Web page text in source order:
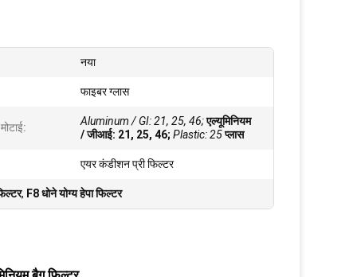
नया
फाइबर ग्लास
Aluminum / GI: 21, 25, 46;एल्यूमिनियम
/ जीआई: 21, 25, 46; Plastic: 25प्लास
एयर कंडीशन प्री फिल्टर
, F8 धोने योग्य हेपा फिल्टर